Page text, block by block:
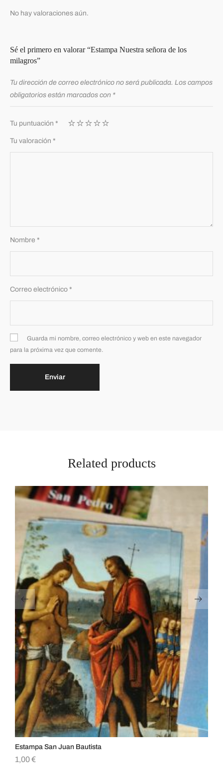
No hay valoraciones aún.
Sé el primero en valorar “Estampa Nuestra señora de los
milagros”
Tu dirección de correo electrónico no será publicada. Los campos
obligatorios están marcados con *
Tu puntuación *
Tu valoración *
Nombre *
Correo electrónico *
Guarda mi nombre, correo electrónico y web en este navegador
para la próxima vez que comente.
Related products
Estampa San Juan Bautista
1,00€